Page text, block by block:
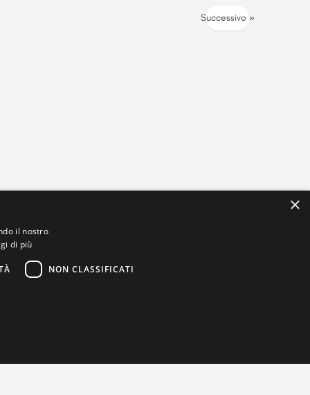
Successivo »
×
il nostro
di più
NON CLASSIFICATI